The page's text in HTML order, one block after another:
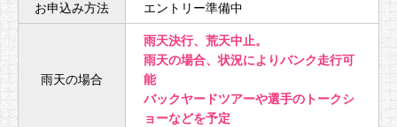
お申込み方法 エントリー準備中
雨天の場合
雨天決行、荒天中止。
雨天の場合、状況によりバンク走行可
能
バックヤードツアーや選手のトークシ
ョーなどを予定